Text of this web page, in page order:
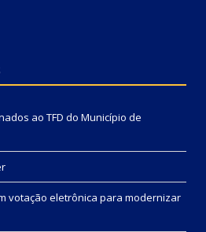
ao TFD do Município de
votação eletrônica para modernizar